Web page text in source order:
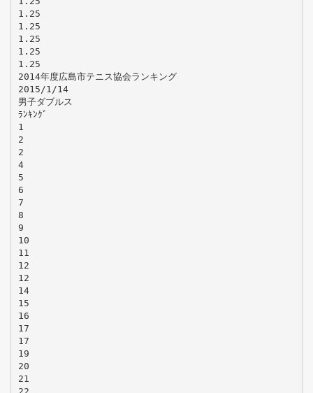
1.25
1.25
1.25
1.25
1.25
2014年度広島市テニス協会ランキング
2015/1/14
男子ダブルス
ﾗﾝｷﾝｸﾞ
1
2
2
4
5
6
7
8
9
10
11
12
12
14
15
16
17
17
19
20
21
22